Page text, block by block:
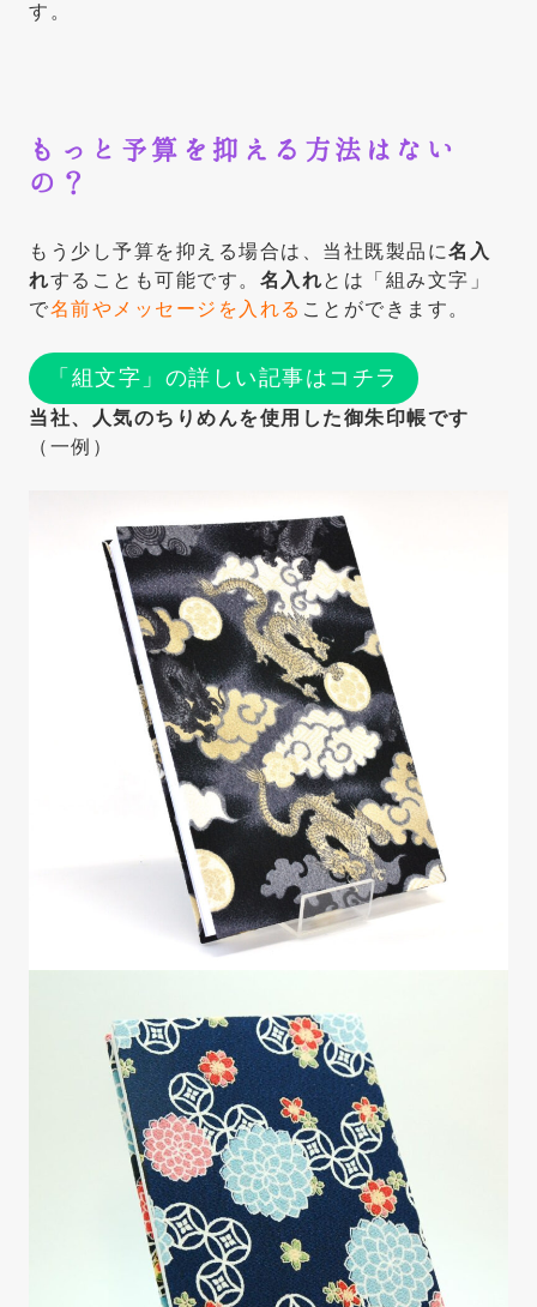
す。
もっと予算を抑える方法はない
の？
もう少し予算を抑える場合は、当社既製品に名入
れすることも可能です。 名入れとは「組み文字」
で名前やメッセージを入れる ことができます。
「組文字」の詳しい記事はコチラ
当社、人気のちりめんを使用した御朱印帳です
（一例）